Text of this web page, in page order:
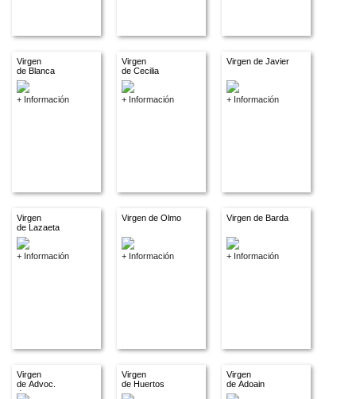
Virgen
de Blanca
+ Información
Virgen
de Cecilia
+ Información
Virgen de Javier
+ Información
Virgen
de Lazaeta
+ Información
Virgen de Olmo
+ Información
Virgen de Barda
+ Información
Virgen
de Advoc.
descon.
Virgen
de Huertos
Virgen
de Adoain